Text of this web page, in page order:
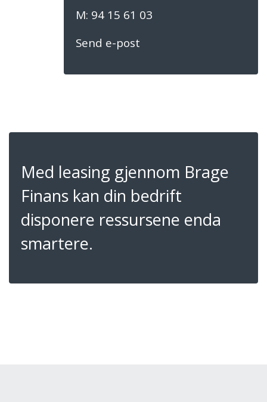
M: 94 15 61 03
Send e-post
Med leasing gjennom Brage
Finans kan din bedrift
disponere ressursene enda
smartere.